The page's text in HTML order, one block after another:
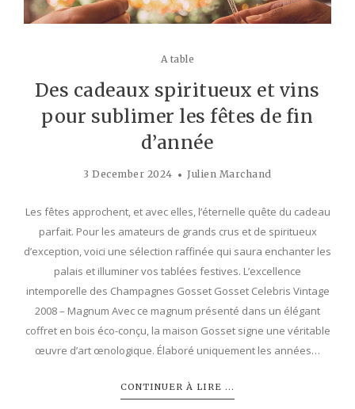
A table
Des cadeaux spiritueux et vins
pour sublimer les fêtes de fin
d’année
3 December 2024 Julien Marchand
Les fêtes approchent, et avec elles, l’éternelle quête du cadeau
parfait. Pour les amateurs de grands crus et de spiritueux
d’exception, voici une sélection raffinée qui saura enchanter les
palais et illuminer vos tablées festives. L’excellence
intemporelle des Champagnes Gosset Gosset Celebris Vintage
2008 – Magnum Avec ce magnum présenté dans un élégant
coffret en bois éco-conçu, la maison Gosset signe une véritable
œuvre d’art œnologique. Élaboré uniquement les années…
CONTINUER À LIRE ...